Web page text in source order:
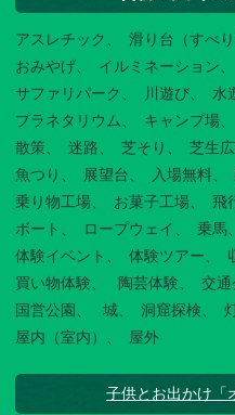
アスレチック 滑り台（すべり
おみやげ
イルミネーション
サファリパーク
川遊び 水
プラネタリウム
キャンプ場
散策
迷路 芝そり 芝生
魚つり
展望台 入場無料
乗り物工場
お菓子工場 飛
ボート
ロープウェイ 乗馬
体験イベント
体験ツアー
買い物体験
陶芸体験 交通
国営公園
城 洞窟探検
屋内（室内）
屋外
子供とお出かけ「